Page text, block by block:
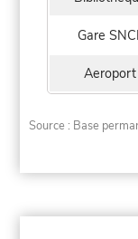
Gare
Aeroport
Source : Base